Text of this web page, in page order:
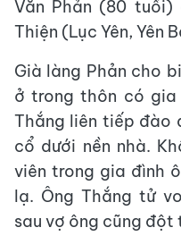
Văn Phản (80 tuổi)
Thiện (Lục Yên, Yên
Già làng Phản cho
ở trong thôn có gia
Thắng liên tiếp đào
cổ dưới nền nhà.
viên trong gia đình
lạ. Ông Thắng tử
sau vợ ông cũng đột